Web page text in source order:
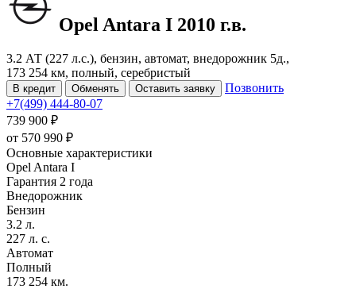
Opel Antara I 2010 г.в.
3.2 АТ (227 л.с.), бензин, автомат, внедорожник 5д.,
173 254 км, полный, серебристый
В кредит Обменять Оставить заявку
Позвонить
+7(499) 444-80-07
739 900 ₽
от 570 990 ₽
Основные характеристики
Opel Antara I
Гарантия 2 года
Внедорожник
Бензин
3.2 л.
227 л. с.
Автомат
Полный
173 254 км.